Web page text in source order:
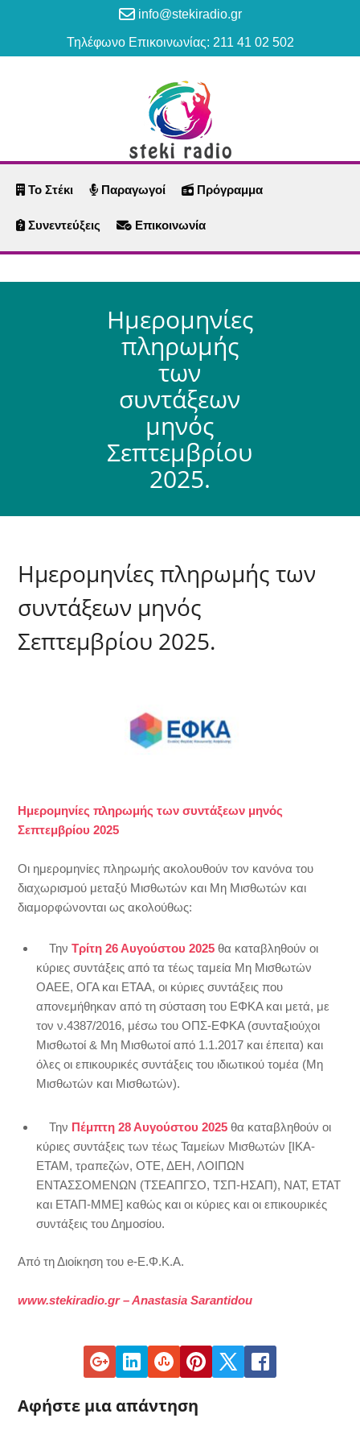
info@stekiradio.gr
Τηλέφωνο Επικοινωνίας: 211 41 02 502
Το Στέκι Παραγωγοί Πρόγραμμα
Συνεντεύξεις Επικοινωνία
Ημερομηνίες
πληρωμής
των
συντάξεων
μηνός
Σεπτεμβρίου
2025.
Ημερομηνίες πληρωμής των
συντάξεων μηνός
Σεπτεμβρίου 2025.
Ημερομηνίες πληρωμής των συντάξεων μηνός
Σεπτεμβρίου 2025
Οι ημερομηνίες πληρωμής ακολουθούν τον κανόνα του
διαχωρισμού μεταξύ Μισθωτών και Μη Μισθωτών και
διαμορφώνονται ως ακολούθως:
ΤηνΤρίτη 26 Αυγούστου 2025 θα καταβληθούν οι
κύριες συντάξεις από τα τέως ταμεία Μη Μισθωτών
ΟΑΕΕ, ΟΓΑ και ΕΤΑΑ, οι κύριες συντάξεις που
απονεμήθηκαν από τη σύσταση του ΕΦΚΑ και μετά, με
τον ν.4387/2016, μέσω του ΟΠΣ-ΕΦΚΑ (συνταξιούχοι
Μισθωτοί & Μη Μισθωτοί από 1.1.2017 και έπειτα) και
όλες οι επικουρικές συντάξεις του ιδιωτικού τομέα (Μη
Μισθωτών και Μισθωτών).
Την Πέμπτη 28 Αυγούστου 2025 θα καταβληθούν οι
κύριες συντάξεις των τέως Ταμείων Μισθωτών [ΙΚΑ-
ΕΤΑΜ, τραπεζών, ΟΤΕ, ΔΕΗ, ΛΟΙΠΩΝ
ΕΝΤΑΣΣΟΜΕΝΩΝ (ΤΣΕΑΠΓΣΟ, ΤΣΠ-ΗΣΑΠ), ΝΑΤ, ΕΤΑΤ
και ΕΤΑΠ-ΜΜΕ] καθώς και οι κύριες και οι επικουρικές
συντάξεις του Δημοσίου.
Από τη Διοίκηση του e-Ε.Φ.Κ.Α.
www.stekiradio.gr – Anastasia Sarantidou
Αφήστε μια απάντηση